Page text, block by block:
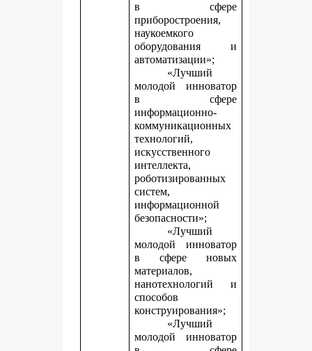
в сфере
приборостроения,
наукоемкого
оборудования и
автоматизации»;
«Лучший
молодой инноватор
в сфере
информационно-
коммуникационных
технологий,
искусственного
интеллекта,
роботизированных
систем,
информационной
безопасности»;
«Лучший
молодой инноватор
в сфере новых
материалов,
нанотехнологий и
способов
конструирования»;
«Лучший
молодой инноватор